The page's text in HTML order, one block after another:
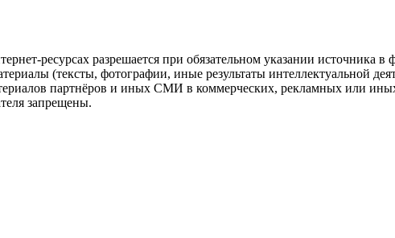
ресурсах разрешается при обязательном указании источника в
(тексты, фотографии, иные результаты интеллектуальной
партнёров и иных СМИ в коммерческих, рекламных или
запрещены.